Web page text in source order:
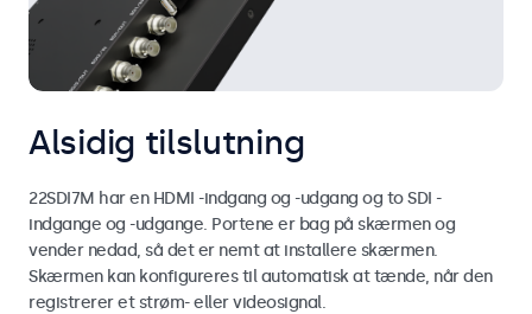
Alsidig tilslutning
22SDI7M har en HDMI -indgang og -udgang og to SDI -
indgange og -udgange. Portene er bag på skærmen og
vender nedad, så det er nemt at installere skærmen.
Skærmen kan konfigureres til automatisk at tænde, når den
registrerer et strøm- eller videosignal.